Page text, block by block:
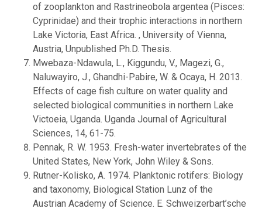
of zooplankton and Rastrineobola argentea (Pisces:
Cyprinidae) and their trophic interactions in northern
Lake Victoria, East Africa. , University of Vienna,
Austria, Unpublished Ph.D. Thesis.
Mwebaza-Ndawula, L., Kiggundu, V., Magezi, G.,
Naluwayiro, J., Ghandhi-Pabire, W. & Ocaya, H. 2013.
Effects of cage fish culture on water quality and
selected biological communities in northern Lake
Victoeia, Uganda. Uganda Journal of Agricultural
Sciences, 14, 61-75.
Pennak, R. W. 1953. Fresh-water invertebrates of the
United States, New York, John Wiley & Sons.
Rutner-Kolisko, A. 1974. Planktonic rotifers: Biology
and taxonomy, Biological Station Lunz of the
Austrian Academy of Science. E. Schweizerbart’sche